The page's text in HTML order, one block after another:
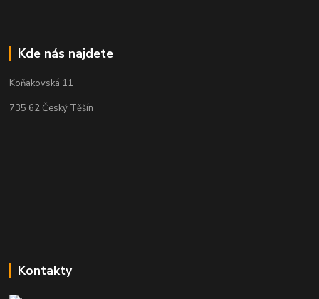
Kde nás najdete
Koňakovská 11
735 62 Český Těšín
Kontakty